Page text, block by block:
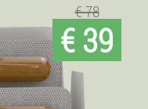
€ 78
€ 39